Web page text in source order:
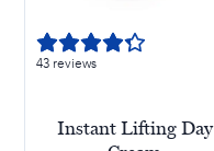
43 reviews
Instant Lifting Day